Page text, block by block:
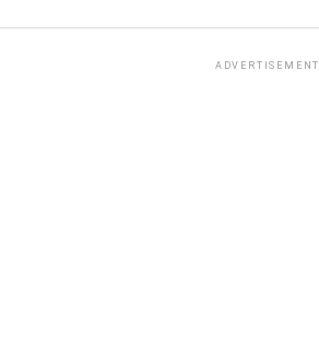
ADVERTISEMENT